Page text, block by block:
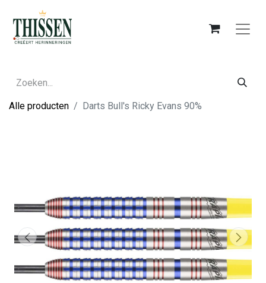
Alle producten Darts Bull's Ricky Evans 90%